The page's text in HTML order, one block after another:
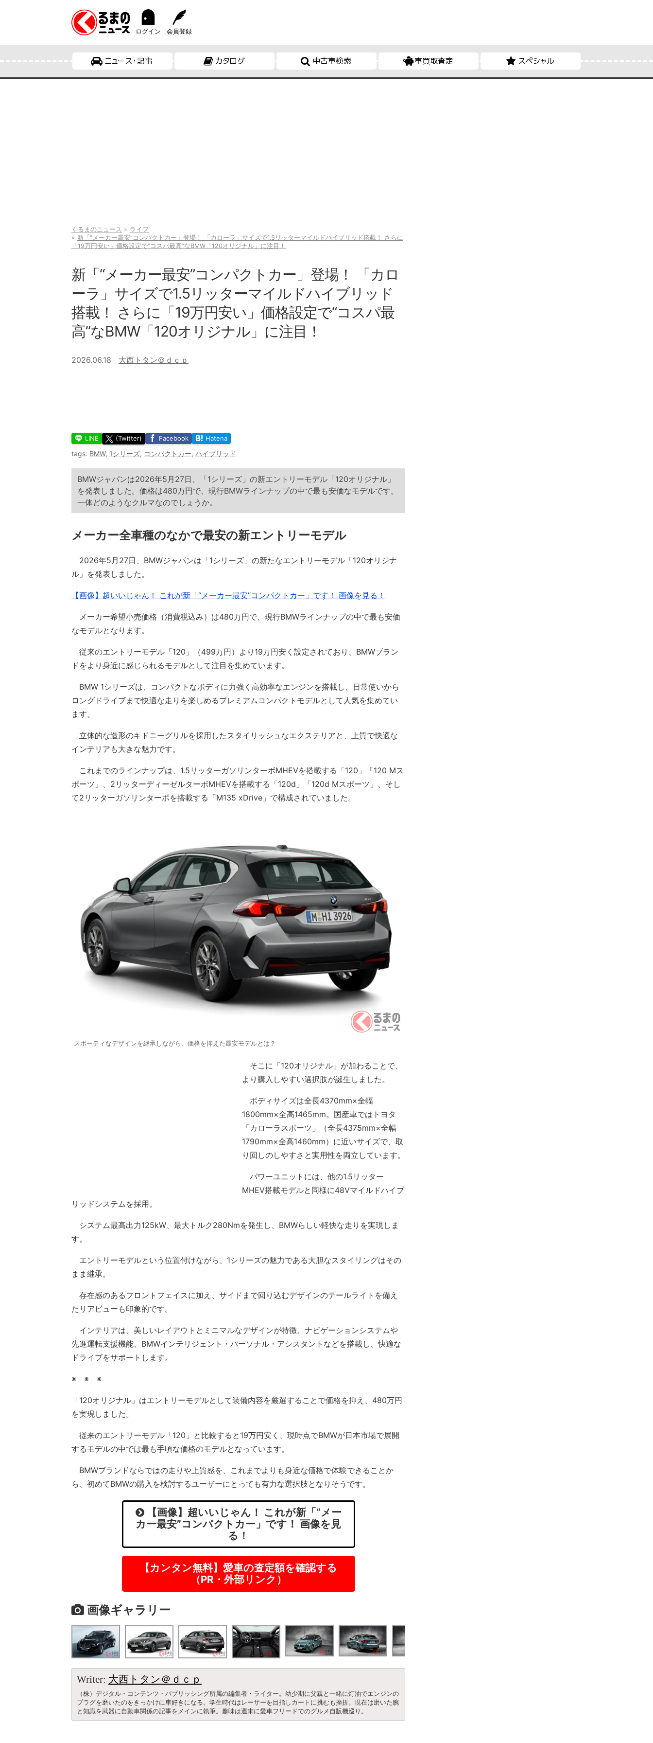
ログイン 会員登録
ニュース・記事 カタログ 中古車検索 車買取査定 スペシャル
くるまのニュース
ライフ
新「“メーカー最安”コンパクトカー」登場！ 「カローラ」サイズで1.5リッターマイルドハイブリッド搭載！ さらに
「19万円安い」価格設定で“コスパ最高”なBMW「120オリジナル」に注目！
新「“メーカー最安”コンパクトカー」登場！ 「カロ
ーラ」サイズで1.5リッターマイルドハイブリッド
搭載！ さらに「19万円安い」価格設定で“コスパ最
高”なBMW「120オリジナル」に注目！
2026.06.18 大西トタン＠ｄｃｐ
LINE (Twitter) Facebook Hatena
tags: BMW, 1シリーズ, コンパクトカー, ハイブリッド
BMWジャパンは2026年5月27日、「1シリーズ」の新エントリーモデル「120オリジナル」
を発表しました。価格は480万円で、現行BMWラインナップの中で最も安価なモデルです。
一体どのようなクルマなのでしょうか。
メーカー全車種のなかで最安の新エントリーモデル
2026年5月27日、BMWジャパンは「1シリーズ」の新たなエントリーモデル「120オリジナ
ル」を発表しました。
【画像】超いいじゃん！ これが新「“メーカー最安”コンパクトカー」です！ 画像を見る！
メーカー希望小売価格（消費税込み）は480万円で、現行BMWラインナップの中で最も安価
なモデルとなります。
従来のエントリーモデル「120」（499万円）より19万円安く設定されており、BMWブラン
ドをより身近に感じられるモデルとして注目を集めています。
BMW 1シリーズは、コンパクトなボディに力強く高効率なエンジンを搭載し、日常使いから
ロングドライブまで快適な走りを楽しめるプレミアムコンパクトモデルとして人気を集めてい
ます。
立体的な造形のキドニーグリルを採用したスタイリッシュなエクステリアと、上質で快適な
インテリアも大きな魅力です。
これまでのラインナップは、1.5リッターガソリンターボMHEVを搭載する「120」「120 Mス
ポーツ」、2リッターディーゼルターボMHEVを搭載する「120d」「120d Mスポーツ」、そし
て2リッターガソリンターボを搭載する「M135 xDrive」で構成されていました。
スポーティなデザインを継承しながら、価格を抑えた最安モデルとは？
そこに「120オリジナル」が加わることで、
より購入しやすい選択肢が誕生しました。
ボディサイズは全長4370mm×全幅
1800mm×全高1465mm。国産車ではトヨタ
「カローラスポーツ」（全長4375mm×全幅
1790mm×全高1460mm）に近いサイズで、取
り回しのしやすさと実用性を両立しています。
パワーユニットには、他の1.5リッター
MHEV搭載モデルと同様に48Vマイルドハイブ
リッドシステムを採用。
システム最高出力125kW、最大トルク280Nmを発生し、BMWらしい軽快な走りを実現しま
す。
エントリーモデルという位置付けながら、1シリーズの魅力である大胆なスタイリングはその
まま継承。
存在感のあるフロントフェイスに加え、サイドまで回り込むデザインのテールライトを備え
たリアビューも印象的です。
インテリアは、美しいレイアウトとミニマルなデザインが特徴。ナビゲーションシステムや
先進運転支援機能、BMWインテリジェント・パーソナル・アシスタントなどを搭載し、快適な
ドライブをサポートします。
※ ※ ※
「120オリジナル」はエントリーモデルとして装備内容を厳選することで価格を抑え、480万円
を実現しました。
従来のエントリーモデル「120」と比較すると19万円安く、現時点でBMWが日本市場で展開
するモデルの中では最も手頃な価格のモデルとなっています。
BMWブランドならではの走りや上質感を、これまでよりも身近な価格で体験できることか
ら、初めてBMWの購入を検討するユーザーにとっても有力な選択肢となりそうです。
【画像】超いいじゃん！ これが新「“メー
カー最安”コンパクトカー」です！ 画像を見
る！
【カンタン無料】愛車の査定額を確認する
（PR・外部リンク）
画像ギャラリー
Writer: 大西トタン＠ｄｃｐ
（株）デジタル・コンテンツ・パブリッシング所属の編集者・ライター。幼少期に父親と一緒に灯油でエンジンの
プラグを磨いたのをきっかけに車好きになる。学生時代はレーサーを目指しカートに挑むも挫折。現在は磨いた腕
と知識を武器に自動車関係の記事をメインに執筆。趣味は週末に愛車フリードでのグルメ自販機巡り。